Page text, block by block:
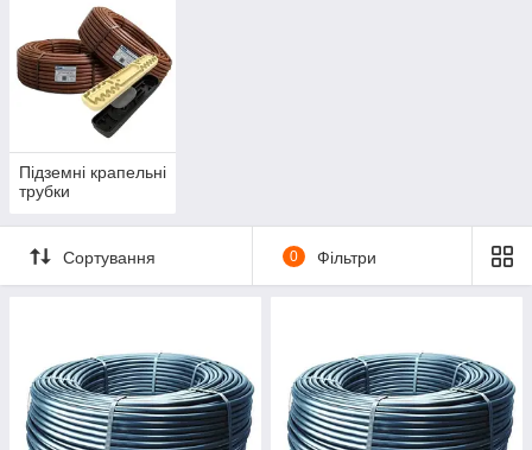
Підземні крапельні
трубки
Сортування 0 Фільтри